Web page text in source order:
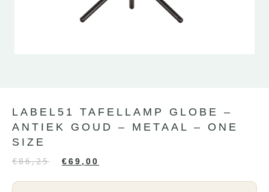
LABEL51 TAFELLAMP GLOBE –
ANTIEK GOUD – METAAL – ONE
SIZE
€86,25 €69,00